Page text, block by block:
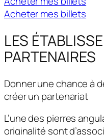
Acheter mes billets
LES
PARTENAIRES
Donner une chance à
créer un partenariat
L’une des pierres
originalité sont